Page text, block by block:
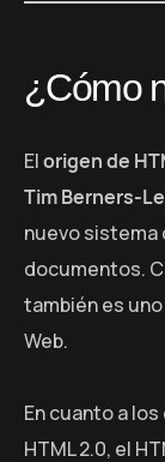
¿Cómo
Elorigen de
Tim Berners-
nuevo sistema
documentos.
también es
Web.
En cuanto a
HTML 2.0, el